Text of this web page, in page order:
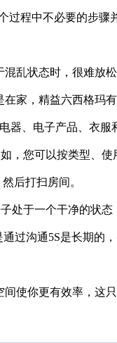
过程中不必要的步
乱状态时，很难放
家，精益六西格玛
器、电子产品、衣
，您可以按类型、
后打扫房间。
子处于一个干净的状
过沟通5S是长期的
使你更有效率，这